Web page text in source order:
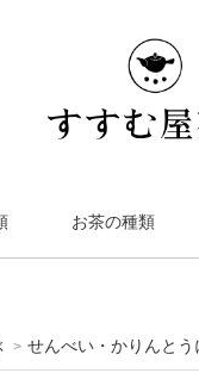
お茶の種類
> せんべい・かりんとう